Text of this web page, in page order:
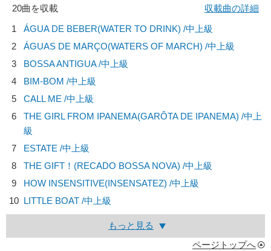
20曲を収載
収載曲の詳細
1
ÁGUA DE BEBER(WATER TO DRINK) /中上級
2
ÁGUAS DE MARÇO(WATERS OF MARCH) /中上級
3
BOSSA ANTIGUA /中上級
4
BIM-BOM /中上級
5
CALL ME /中上級
6
THE GIRL FROM IPANEMA(GARÔTA DE IPANEMA) /中上
級
7
ESTATE /中上級
8
THE GIFT！(RECADO BOSSA NOVA) /中上級
9
HOW INSENSITIVE(INSENSATEZ) /中上級
10 LITTLE BOAT /中上級
もっと見る
ページトップへ